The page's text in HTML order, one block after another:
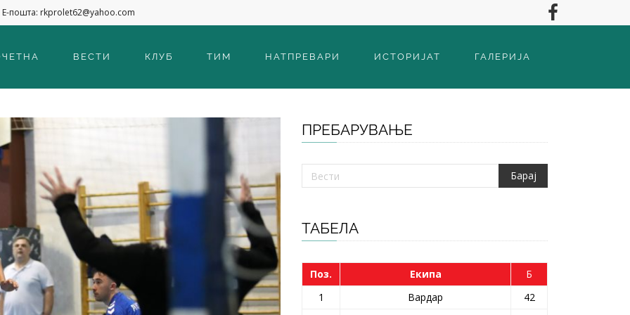
Е-пошта: rkprolet62@yahoo.com
ВЕСТИ КЛУБ ТИМ НАТПРЕВАРИ ИСТОРИЈАТ ГАЛЕРИЈА
ПРЕБАРУВАЊЕ
ТАБЕЛА
Поз. Екипа
Б
1
Вардар
42